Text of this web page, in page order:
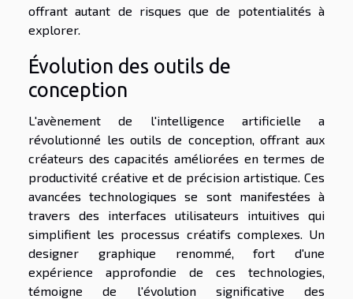
offrant autant de risques que de potentialités à
explorer.
Évolution des outils de
conception
L'avènement de l'intelligence artificielle a
révolutionné les outils de conception, offrant aux
créateurs des capacités améliorées en termes de
productivité créative et de précision artistique. Ces
avancées technologiques se sont manifestées à
travers des interfaces utilisateurs intuitives qui
simplifient les processus créatifs complexes. Un
designer graphique renommé, fort d'une
expérience approfondie de ces technologies,
témoigne de l'évolution significative des